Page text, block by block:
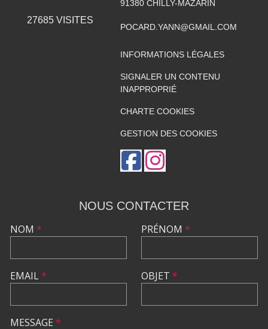
27685VISITES
91380 CHILLY-MAZARIN
POCARD.YANN@GMAIL.COM
INFORMATIONS LÉGALES
SIGNALER UN CONTENU
INAPPROPRIÉ
CHARTE COOKIES
GESTION DES COOKIES
NOUS CONTACTER
NOM *
EMAIL*
PRÉNOM *
OBJET *
MESSAGE *